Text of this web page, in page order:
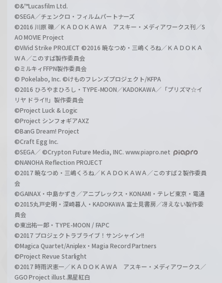
©&™Lucasfilm Ltd.
©SEGA／チェンクロ・フィルムパートナーズ
©2016 川原 礫／ＫＡＤＯＫＡＷＡ アスキー・メディアワークス刊／S
AO MOVIE Project
©ViVid Strike PROJECT ©2016 暁なつめ・三嶋くろね／ＫＡＤＯＫＡ
ＷＡ／このすば製作委員会
©ミルキィFFPN製作委員会
© Pokelabo, Inc. ©けものフレンズプロジェクト/KFPA
©2016 ひろやまひろし・TYPE-MOON／KADOKAWA／「プリズマ☆イ
リヤ ドライ!!」製作委員会
©Project Luck & Logic
©Project シンフォギアAXZ
©BanG Dream! Project
©Craft Egg Inc.
©SEGA／ ©Crypton Future Media, INC. www.piapro.net
©NANOHA Reflection PROJECT
©2017 暁なつめ・三嶋くろね／ＫＡＤＯＫＡＷＡ／このすば２製作委員
会
©GAINAX・中島かずき／アニプレックス・KONAMI・テレビ東京・電通
©2015丸戸史明・深崎暮人・KADOKAWA 富士見書房／冴えない製作委
員会
©東出祐一郎・TYPE-MOON / FAPC
©2017 プロジェクトラブライブ！サンシャイン!!
©Magica Quartet/Aniplex・Magia Record Partners
©Project Revue Starlight
©2017 時雨沢恵一／ＫＡＤＯＫＡＷＡ アスキー・メディアワークス／
GGO Project illust.黒星紅白